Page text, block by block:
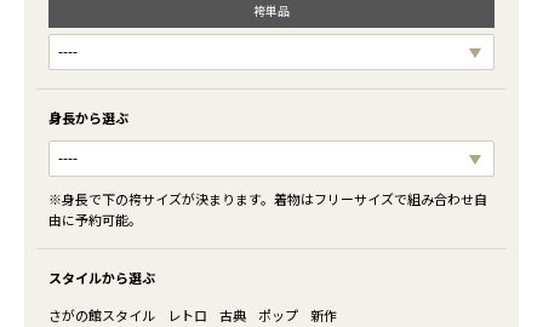
袴単品
身長から選ぶ
※身長で下の袴サイズが決まります。着物はフリーサイズで組み合わせ自
由に予約可能。
スタイルから選ぶ
さがの館スタイル
レトロ 古典 ポップ 新作